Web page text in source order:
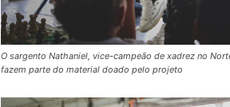
O sargento Nathaniel, vice-campeão de xadrez no
fazem parte do material doado pelo projeto